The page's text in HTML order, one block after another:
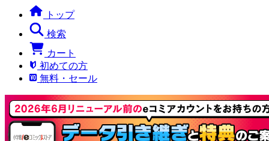
トップ
検索
カート
初めての方
無料・セール